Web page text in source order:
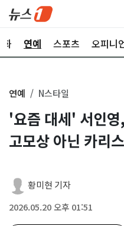
화 연예 스포츠 오피니
연예 N스타일
'요즘 대세' 서인
고모상 아닌 카리
황미현 기자
2026.05.20 오후 01:51